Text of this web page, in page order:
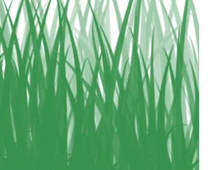
retuszu biżuterii Dane Treningowe AI Video